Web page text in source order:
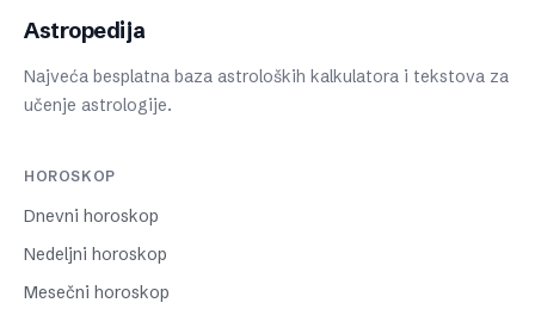
Astropedija
Najveća besplatna baza astroloških kalkulatora i tekstova za
učenje astrologije.
HOROSKOP
Dnevni horoskop
Nedeljni horoskop
Mesečni horoskop